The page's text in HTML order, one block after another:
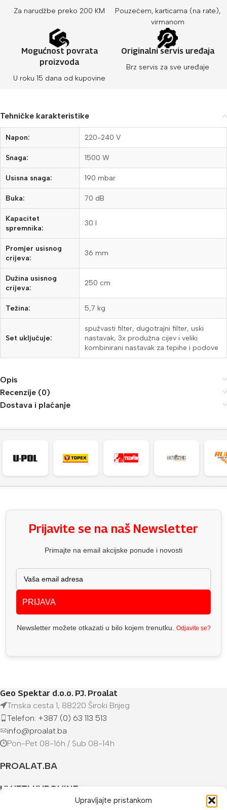
Upravljajte pristankom
Za narudžbe preko 200 KM
Pouzećem, karticama (na rate),
virmanom
Mogućnost povrata
proizvoda
U roku 15 dana od kupovine
Originalni servis uređaja
Brz servis za sve uređaje
Tehničke karakteristike
Napon: 220-240 V
Snaga: 1500 W
Usisna snaga: 190 mbar
Buka: 70 dB
Kapacitet
spremnika:
30 l
Promjer usisnog
crijeva:
36 mm
Dužina usisnog
crijeva:
250 cm
Težina: 5,7 kg
Set uključuje:
spužvasti filter, dugotrajni filter, uski
nastavak, 3x produžna cijev i veliki
kombinirani nastavak za tepihe i podove
Opis
Recenzije (0)
Dostava i plaćanje
Prijavite se na naš Newsletter
Primajte na email akcijske ponude i novosti
PRIJAVA
Newsletter možete otkazati u bilo kojem trenutku. Odjavite se?
Geo Spektar d.o.o. PJ. Proalat
Trnska cesta 1, 88220 Široki Brijeg
Telefon: +387 (0) 63 113 513
info@proalat.ba
Pon-Pet 08-16h / Sub 08-14h
PROALAT.BA
UVJETI KUPOVINE